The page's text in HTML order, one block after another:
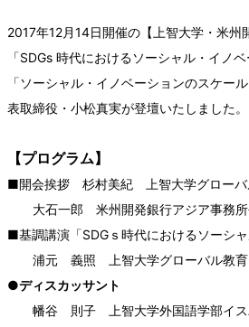
2017年12月14日開催の【上智大学・米州
「SDGs 時代におけるソーシャル・イノ
「ソーシャル・イノベーションのスケー
表取締役・小松真実が登壇いたしました。
【プログラム】
■開会挨拶 杉村美紀 上智大学グローバ
大石一郎 米州開発銀行アジア事務
■基調講演「SDGｓ時代におけるソーシ
浦元 義照 上智大学グローバル教育
●ディスカッサント
幡谷 則子 上智大学外国語学部イス